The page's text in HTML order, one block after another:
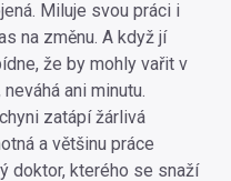
Miluje svou práci i
na změnu. A když jí
že by mohly vařit v
ani minutu.
zatápí žárlivá
a většinu práce
doktor, kterého se snaží